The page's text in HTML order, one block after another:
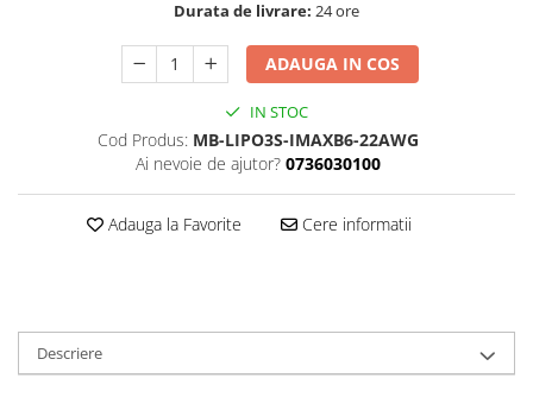
Textile camera
Uscatoare de par
Voucher cadou
Durata de livrare: 24 ore
ADAUGA IN COS
IN STOC
Cod Produs: MB-LIPO3S-IMAXB6-22AWG
Ai nevoie de ajutor? 0736030100
Adauga la Favorite Cere informatii
Descriere